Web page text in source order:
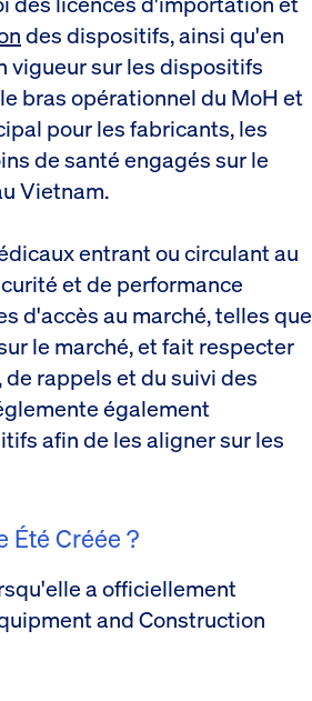
des dispositifs, ainsi qu'en
vigueur sur les dispositifs
bras opérationnel du MoH et
pour les fabricants, les
de santé engagés sur le
Vietnam.
entrant ou circulant au
et de performance
d'accès au marché, telles que
le marché, et fait respecter
rappels et du suivi des
également
afin de les aligner sur les
Été Créée ?
a officiellement
and Construction